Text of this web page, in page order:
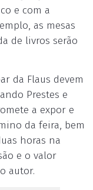
e com a
as mesas
de livros serão
da Flaus devem
Prestes e
a expor e
da feira, bem
horas na
e o valor
autor.